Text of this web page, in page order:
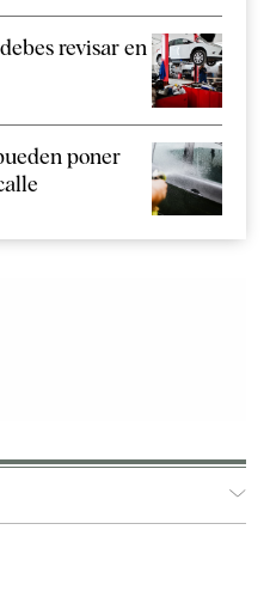
revisar en
poner